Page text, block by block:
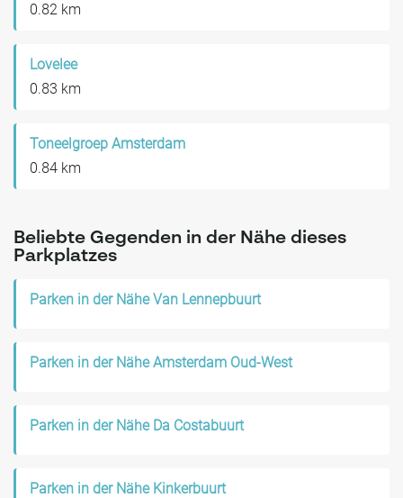
0.82 km
Lovelee
0.83 km
Toneelgroep Amsterdam
0.84 km
Beliebte Gegenden in der Nähe dieses
Parkplatzes
Parken in der Nähe Van Lennepbuurt
Parken in der Nähe Amsterdam Oud-West
Parken in der Nähe Da Costabuurt
Parken in der Nähe Kinkerbuurt